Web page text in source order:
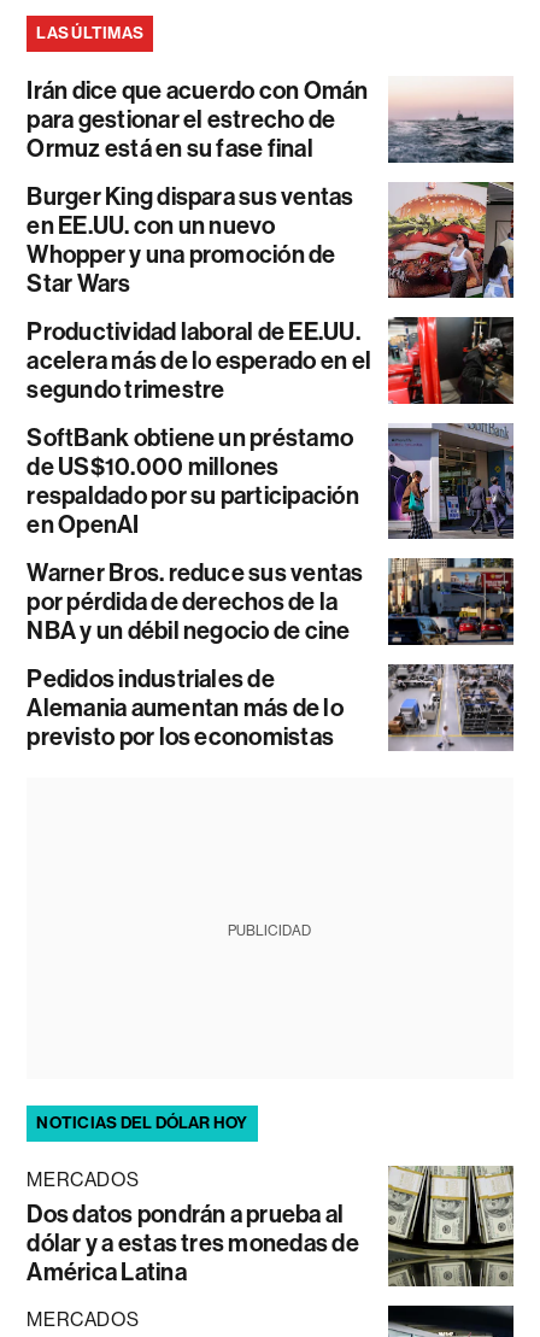
LAS ÚLTIMAS
Irán dice que acuerdo con Omán
para gestionar el estrecho de
Ormuz está en su fase final
Burger King dispara sus ventas
en EE.UU. con un nuevo
Whopper y una promoción de
Star Wars
Productividad laboral de EE.UU.
acelera más de lo esperado en el
segundo trimestre
SoftBank obtiene un préstamo
de US$10.000 millones
respaldado por su participación
en OpenAI
Warner Bros. reduce sus ventas
por pérdida de derechos de la
NBA y un débil negocio de cine
Pedidos industriales de
Alemania aumentan más de lo
previsto por los economistas
PUBLICIDAD
NOTICIAS DEL DÓLAR HOY
MERCADOS
Dos datos pondrán a prueba al
dólar y a estas tres monedas de
América Latina
MERCADOS